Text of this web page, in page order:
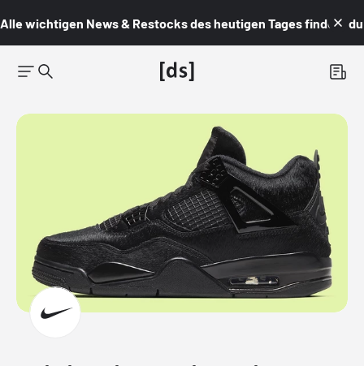
Alle wichtigen News & Restocks des heutigen Tages findest du